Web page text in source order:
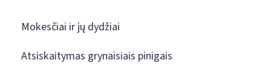
Mokesčiai ir jų dydžiai
Atsiskaitymas grynaisiais pinigais